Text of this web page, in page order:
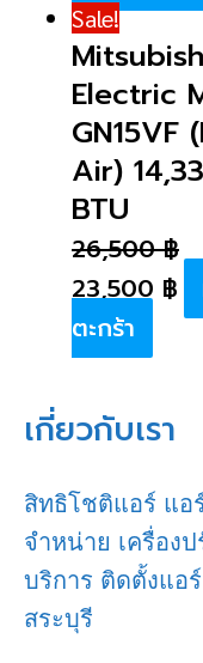
Sale!
Electric
GN15VF
Air)
BTU
26,500฿
23,500 ฿
ตะกร้า
เกี่ยวกับเรา
สิทธิโชติแอร์ แอ
จำหน่าย เครื่อง
บริการ ติดตั้งแอ
สระบุรี